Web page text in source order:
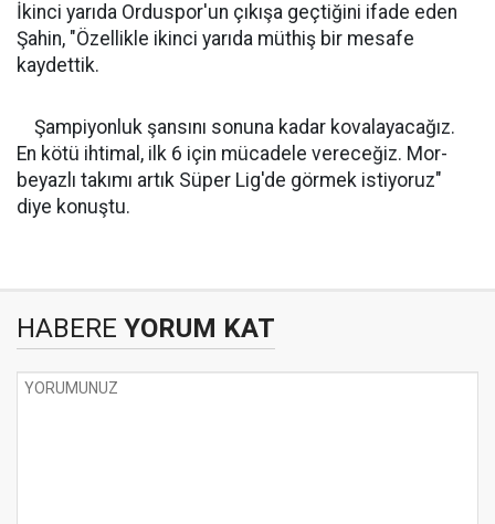
İkinci yarıda Orduspor'un çıkışa geçtiğini ifade eden
Şahin, "Özellikle ikinci yarıda müthiş bir mesafe
kaydettik.
Şampiyonluk şansını sonuna kadar kovalayacağız.
En kötü ihtimal, ilk 6 için mücadele vereceğiz. Mor-
beyazlı takımı artık Süper Lig'de görmek istiyoruz"
diye konuştu.
HABERE YORUM KAT